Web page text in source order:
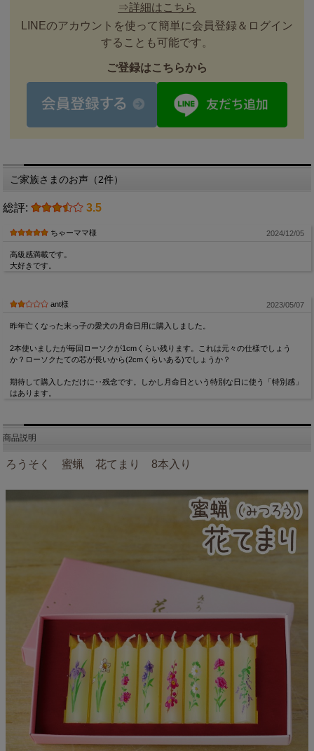
⇒詳細はこちら
LINEのアカウントを使って簡単に会員登録＆ログイン
することも可能です。
ご登録はこちらから
ご家族さまのお声（2件）
総評: 3.5
ちゃーママ様 2024/12/05
高級感満載です。
大好きです。
ant様 2023/05/07
昨年亡くなった末っ子の愛犬の月命日用に購入しました。
2本使いましたが毎回ローソクが1cmくらい残ります。これは元々の仕様でしょう
か？ローソクたての芯が長いから(2cmくらいある)でしょうか？
期待して購入しただけに‥残念です。しかし月命日という特別な日に使う「特別感」
はあります。
商品説明
ろうそく 蜜蝋 花てまり 8本入り